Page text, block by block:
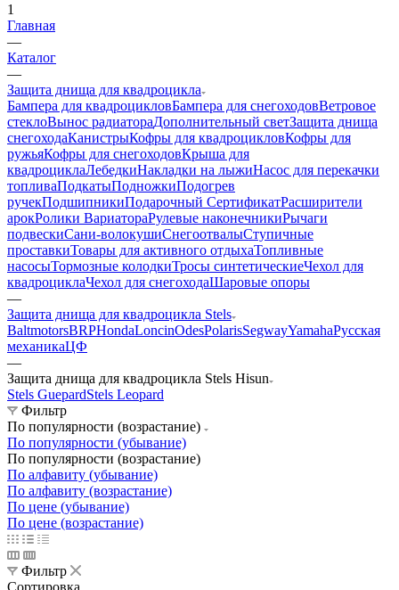
1
Главная
—
Каталог
—
Защита днища для квадроцикла
Бампера для квадроцикловБампера для снегоходовВетровое
стеклоВынос радиатораДополнительный светЗащита днища
снегоходаКанистрыКофры для квадроцикловКофры для
ружьяКофры для снегоходовКрыша для
квадроциклаЛебедкиНакладки на лыжиНасос для перекачки
топливаПодкатыПодножкиПодогрев
ручекПодшипникиПодарочный СертификатРасширители
арокРолики ВариатораРулевые наконечникиРычаги
подвескиСани-волокушиСнегоотвалыСтупичные
проставкиТовары для активного отдыхаТопливные
насосыТормозные колодкиТросы синтетическиеЧехол для
квадроциклаЧехол для снегоходаШаровые опоры
—
Защита днища для квадроцикла Stels
BaltmotorsBRPHondaLoncinOdesPolarisSegwayYamahaРусская
механикаЦФ
—
Защита днища для квадроцикла Stels Hisun
Stels GuepardStels Leopard
Фильтр
По популярности (возрастание)
По популярности (убывание)
По популярности (возрастание)
По алфавиту (убывание)
По алфавиту (возрастание)
По цене (убывание)
По цене (возрастание)
Фильтр
Сортировка